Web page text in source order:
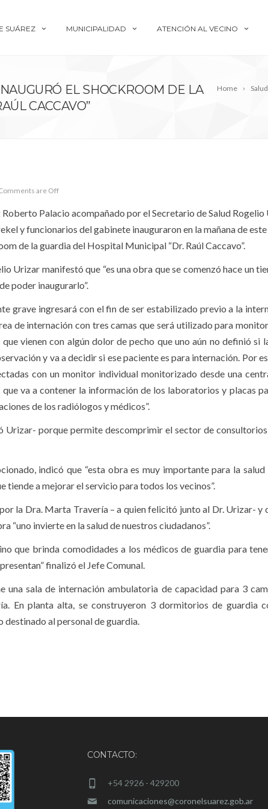
SUÁREZ MUNICIPALIDAD ATENCIÓN AL VECINO
Home Salud
EL SHOCKROOM DE LA
CACCAVO”
are Off
Roberto Palacio acompañado por el Secretario de Salud
y funcionarios del gabinete inauguraron en la mañana de
de la guardia del Hospital Municipal “Dr. Raúl Caccavo”.
Urizar manifestó que “es una obra que se comenzó hace un
poder inaugurarlo”.
grave ingresará con el fin de ser estabilizado previo a la
de internación con tres camas que será utilizado para
vienen con algún dolor de pecho que uno aún no definió si
y va a decidir si ese paciente es para internación. Por
con un monitor individual monitorizado desde una
va a contener la información de los laboratorios y placas
de los radiólogos y médicos”.
Urizar- porque permite descomprimir el sector de
indicó que “esta obra es muy importante para la
tiende a mejorar el servicio para todos los vecinos”.
la Dra. Marta Travería – a quien felicitó junto al Dr. Urizar- y
“uno invierte en la salud de nuestros ciudadanos”.
que brinda comodidades a los médicos de guardia para
finalizó el Jefe Comunal.
una sala de internación ambulatoria de capacidad para 3
En planta alta, se construyeron 3 dormitorios de guardia
destinado al personal de guardia.
CONTACTO:
+54 2926 - 429200
comunicaciones@coronelsuarez.gob.ar